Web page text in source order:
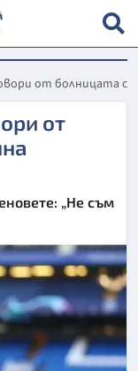
от болницата
от
„Не съм